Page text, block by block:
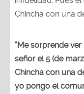
Chincha con una
“Me sorprende
señor el 5 (de
Chincha con una
yo pongo el